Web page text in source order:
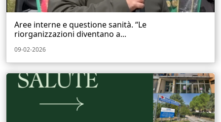
Aree interne e questione sanità. “Le
riorganizzazioni diventano a...
09-02-2026